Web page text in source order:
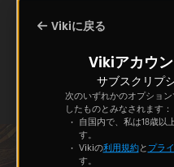
Vikiに戻る
Vikiアカウ
サブスクリプ
次のいずれかのオプショ
したものとみなされます：
自国内で、私は18歳以
す。
Vikiの利用規約と プラ
す。